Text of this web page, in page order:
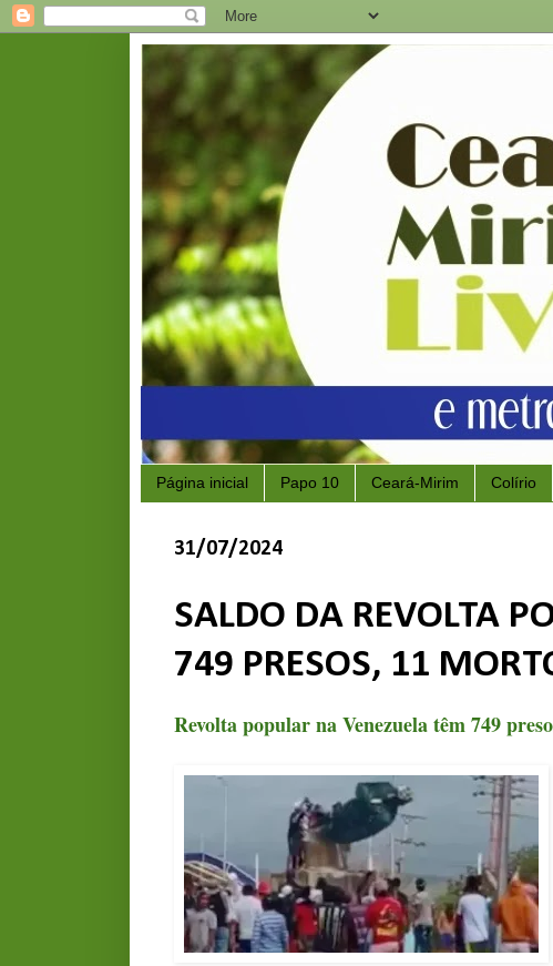
Página inicial Papo 10 Ceará-Mirim Colírio
31/07/2024
SALDO DA REVOLTA
749 PRESOS, 11
Revolta popular na Venezuela têm 749